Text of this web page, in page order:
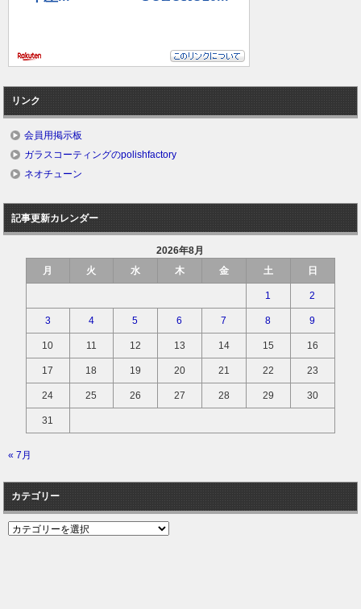
リンク
会員用掲示板
ガラスコーティングのpolishfactory
ネオチューン
記事更新カレンダー
2026年8月
月
火 水 木 金 土 日
1 2
3 4 5 6 7 8 9
10 11 12 13 14 15 16
17 18 19 20 21 22 23
24 25 26 27 28 29 30
31
« 7月
カテゴリー
カ